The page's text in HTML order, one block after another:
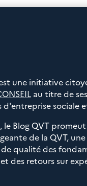
une initiative
au titre de ses
d'entreprise sociale
le Blog QVT
de la QVT, une
qualité des
des retours sur